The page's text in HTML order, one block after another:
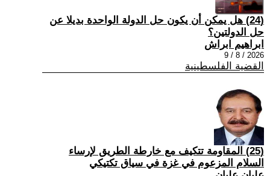
(24) هل يمكن أن يكون حل الدولة الواحدة بديلا عن
حل الدولتين؟
ابراهيم ابراش
2026 / 8 / 9
القضية الفلسطينية
(25) المقاومة تتكيف مع خارطة الطريق لإرساء
السلام المزعوم في غزة في سياق تكتيكي